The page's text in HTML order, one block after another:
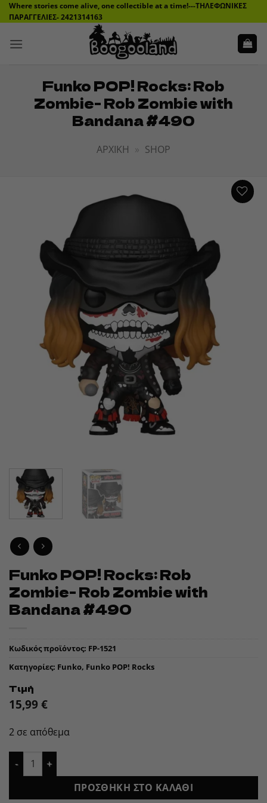
Μετάβαση
στο
Where stories come alive, one collectible at a time!---ΤΗΛΕΦΩΝΙΚΕΣ
ΠΑΡΑΓΓΕΛΙΕΣ- 2421314163
Funko POP! Rocks: Rob
Zombie- Rob Zombie with
Bandana #490
ΑΡΧΙΚΉ » SHOP
Funko POP! Rocks: Rob
Zombie- Rob Zombie with
Bandana #490
Κωδικός προϊόντος: FP-1521
Κατηγορίες: Funko, Funko POP! Rocks
Τιμή
15,99 €
2 σε απόθεμα
Funko POP! Rocks: Rob Zombie- Rob Zombie with Bandana
ΠΡΟΣΘΉΚΗ ΣΤΟ ΚΑΛΆΘΙ